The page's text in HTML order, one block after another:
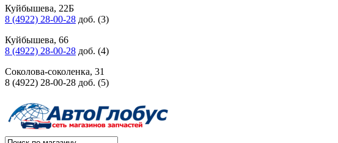
Куйбышева, 22Б
8 (4922) 28-00-28 доб. (3)
Куйбышева, 66
8 (4922) 28-00-28 доб. (4)
Соколова-соколенка, 31
8 (4922) 28-00-28 доб. (5)